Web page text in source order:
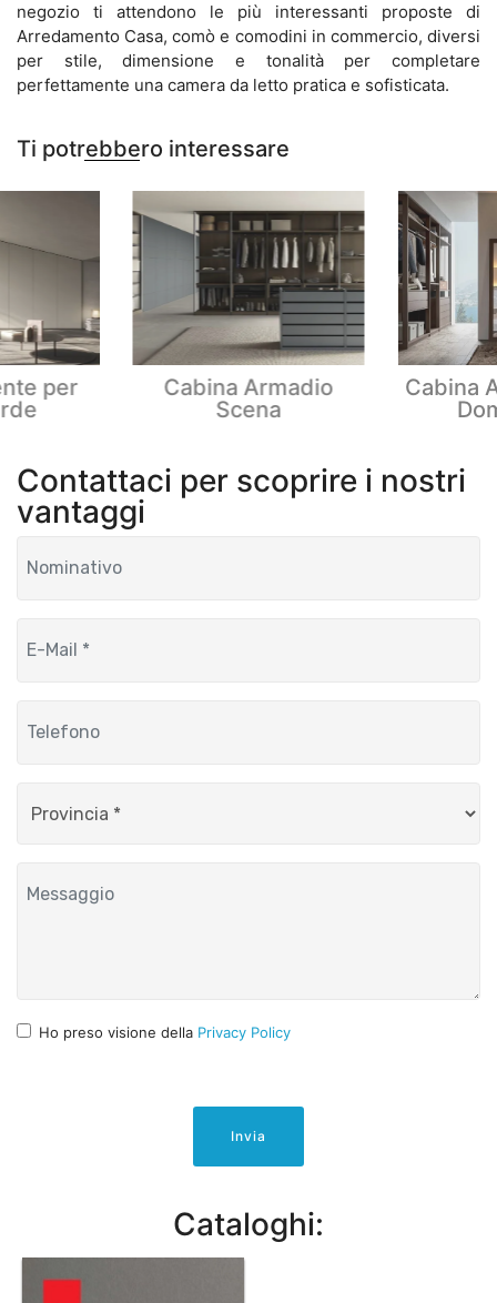
negozio ti attendono le più interessanti proposte di
Arredamento Casa, comò e comodini in commercio, diversi
per stile, dimensione e tonalità per completare
perfettamente una camera da letto pratica e sofisticata.
Ti potrebbero interessare
per
Cabina Armadio
Scena
Cabina
Contattaci per scoprire i nostri
vantaggi
Ho preso visione della Privacy Policy
Invia
Cataloghi: